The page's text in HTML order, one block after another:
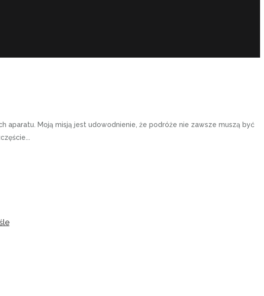
aparatu. Moją misją jest udowodnienie, że podróże nie zawsze muszą być